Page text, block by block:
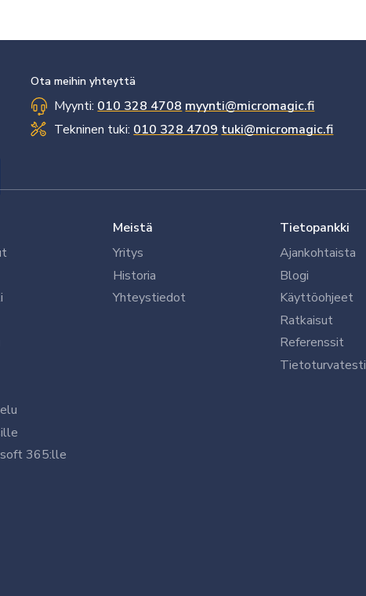
Ota meihin yhteyttä
Myynti: 010 328 4708 myynti@micromagic.fi
Tekninen tuki: 010 328 4709 tuki@micromagic.fi
365:lle
Meistä
Yritys
Historia
Yhteystiedot
Tietopankki
Ajankohtaista
Blogi
Käyttöohjeet
Ratkaisut
Referenssit
Tietoturvatesti